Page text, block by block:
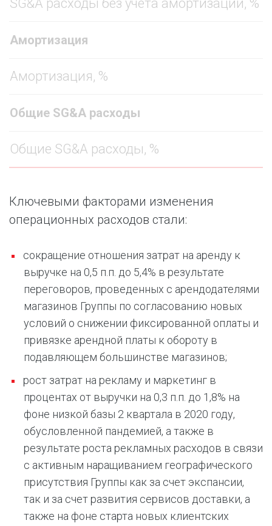
SG&A расходы без учета амортизации, %
Амортизация
Амортизация, %
Общие SG&A расходы
Общие SG&A расходы, %
Ключевыми факторами изменения
операционных расходов стали:
сокращение отношения затрат на аренду к
выручке на 0,5 п.п. до 5,4% в результате
переговоров, проведенных с арендодателями
магазинов Группы по согласованию новых
условий о снижении фиксированной оплаты и
привязке арендной платы к обороту в
подавляющем большинстве магазинов;
рост затрат на рекламу и маркетинг в
процентах от выручки на 0,3 п.п. до 1,8% на
фоне низкой базы 2 квартала в 2020 году,
обусловленной пандемией, а также в
результате роста рекламных расходов в связи
с активным наращиванием географического
присутствия Группы как за счет экспансии,
так и за счет развития сервисов доставки, а
также на фоне старта новых клиентских